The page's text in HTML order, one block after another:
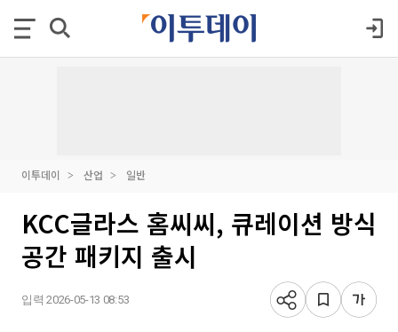
이투데이 산업 일반
KCC글라스 홈씨씨, 큐레이션 방식
공간 패키지 출시
입력 2026-05-13 08:53